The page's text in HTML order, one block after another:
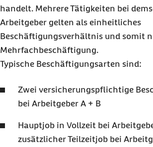
handelt. Mehrere Tätigkeiten bei
Arbeitgeber gelten als einheitliches
Beschäftigungsverhältnis und somit
Mehrfachbeschäftigung.
Typische Beschäftigungsarten sind:
Zwei versicherungspflichtige
bei Arbeitgeber A + B
Hauptjob in Vollzeit bei
zusätzlicher Teilzeitjob bei